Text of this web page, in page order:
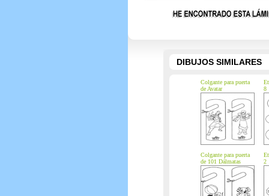
DIBUJOS SIMILARES
Colgante para puerta
de Avatar
8
Colgante para puerta
de 101 Dálmatas
2